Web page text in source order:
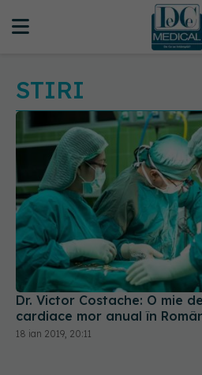
STIRI
Dr. Victor Costache: O mie
cardiace mor anual în
18 ian 2019, 20:11